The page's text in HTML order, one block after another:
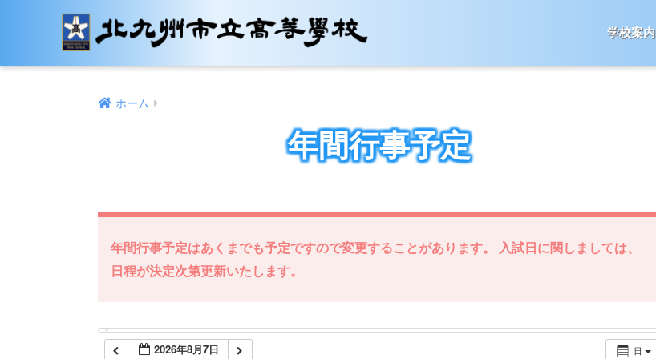
学校案内
ホーム
年間行事予定
年間行事予定はあくまでも予定ですので変更することがあります。 入試日に関しましては、
日程が決定次第更新いたします。
日
2026年8月7日
12:00 AM
1:00 AM
4:00 AM
5:00 AM